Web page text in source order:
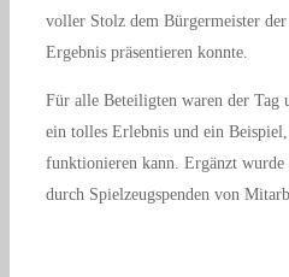
voller Stolz dem Bürgermeister
Ergebnis präsentieren konnte.
Für alle Beteiligten waren der Tag
ein tolles Erlebnis und ein
funktionieren kann. Ergänzt
durch Spielzeugspenden von